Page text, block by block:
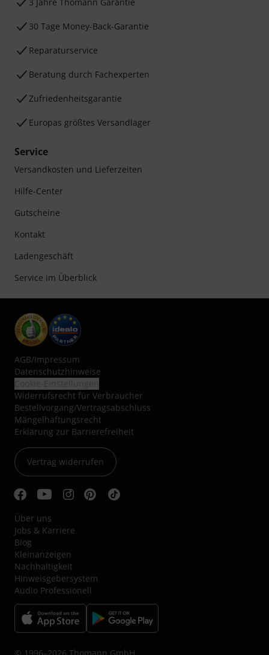
30 Tage Money-Back-Garantie
Reparaturservice
Beratung durch Fachexperten
Zufriedenheitsgarantie
Europas größtes Versandlager
Service
Versandkosten und Lieferzeiten
Hilfe-Center
Gutscheine
Kontakt
Ladengeschäft
Service im Überblick
AGB/Impressum
Datenschutzhinweise
Widerrufsrecht für Verbraucher
Bestellvorgang/Vertragsabschluss
Mängelhaftungsrecht
Erklärung zur Barrierefreiheit
Vertrag widerrufen
Über uns
Jobs & Karriere
Blog
Kleinanzeigen
Nachhaltigkeit
Hinweisgebersystem
Audio Professionell